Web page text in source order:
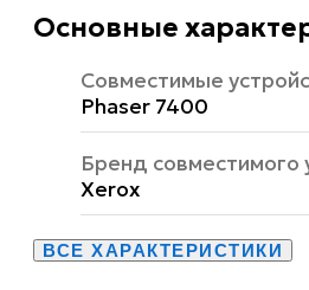
Основные
Совместимые
Phaser 7400
Бренд совместимого
Xerox
ВСЕ ХАРАКТЕРИСТИКИ